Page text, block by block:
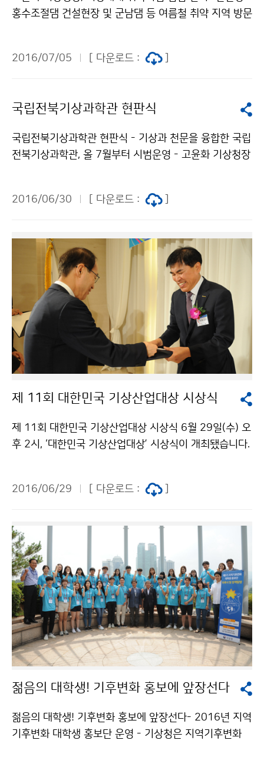
홍수조절댐 건설현장 및 군남댐 등 여름철 취약 지역 방문
과 군남댐을 직접 방문해 댐 건설 추진 상황 및 수해방지
저수와 댐 방류로 홍수피해를 예방해 줄 것을 당부했습니
2016/07/05 [ 다운로드 :
국립전북기상과학관 현판식
국립전북기상과학관 현판식 - 기상과 천문을 융합한 국립
전북기상과학관, 올 7월부터 시범운영 - 고윤화 기상청장
전북기상과학관은 현재 △천체투영관 △기상기후전시실
어 있으며, 7월부터 시범 운영을 거쳐 △기상현상 가상현
실체험시설 △다면영상체험관 △야외기상과학마당 조성
이 완료되는 12월에 정식 개관할 예정입니다. 국립전북기
상과학관은 천문과 기상이 융합된 특화된 과학관으로 청
소년들에게는 천문뿐만 아니라 기상인 체험전문 교육관
으로서의 역할을 톡톡히 해낼 것으로 기대됩니다.
2016/06/30 [ 다운로드 :
제 11회 대한민국 기상산업대상 시상식
제 11회 대한민국 기상산업대상 시상식 6월 29일(수) 오
후 2시, ‘대한민국 기상산업대상’ 시상식이 개최됐습니다.
기상산업 신사업・신기술・정책개발 아이디어를 발굴・시상
하는 시상 올해로 11회째를 맞는 대한민국 기상산업대상
은 2006년부터 기상정보의 활용 확대와 기상산업 진흥
을 목적으로 시작되었으며, △기상정보 활용 △기상산업
진흥 △아이디어 제안 등 3개 부문으로 나누어 시상합니
다. 이번 기상산업대상 대상(국무총리상)은 기상정보 활
용 부문에서 가장 높은 점수를 받은 ´대상FNF㈜´로 선정
됐습니다. 또한 이와 관련해 ´기상정보를 활용한 경제적
가치 창출´이라는 주제로 언론인 정책 브리핑도 실시하였
습니다.
2016/06/29 [ 다운로드 :
젊음의 대학생! 기후변화 홍보에 앞장선다
젊음의 대학생! 기후변화 홍보에 앞장선다- 2016년 지역
기후변화 대학생 홍보단 운영 - 기상청은 지역기후변화